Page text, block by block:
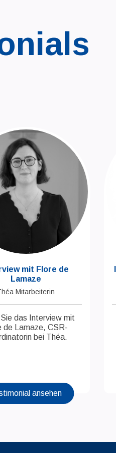
mit Flore de
Lamaze
Mitarbeiterin
Sie das Interview mit
de Lamaze, CSR-
bei Théa.
ansehen